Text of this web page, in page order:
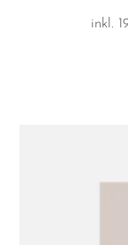
inkl.